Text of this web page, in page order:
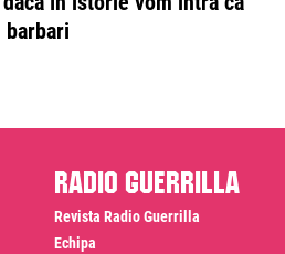
barbari
Radio Guerrilla
Revista Radio Guerrilla
Echipa